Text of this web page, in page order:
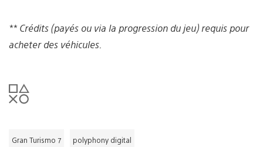
** Crédits (payés ou via la progression du jeu) requis pour
acheter des véhicules.
Gran Turismo 7 polyphony digital